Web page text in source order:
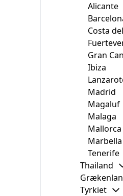
Alicante
Costa
Gran
Ibiza
Madrid
Magaluf
Malaga
Mallorca
Marbella
Tenerife
Thailand
Tyrkiet